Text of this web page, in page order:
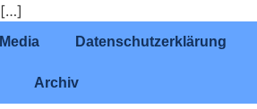
[…]
Media Datenschutzerklärung
Archiv